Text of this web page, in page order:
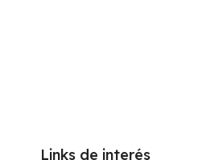
Links de interés